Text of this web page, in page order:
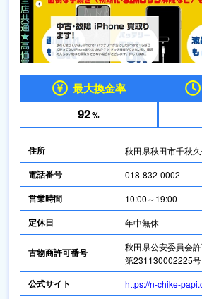
最大換金率
92%
住所 秋田県秋田市千秋
電話番号 018-832-0002
営業時間 10:00～19:00
定休日 年中無休
古物商許可番号
秋田県公安委員会
第231130002225号
公式サイト https://n-chike-